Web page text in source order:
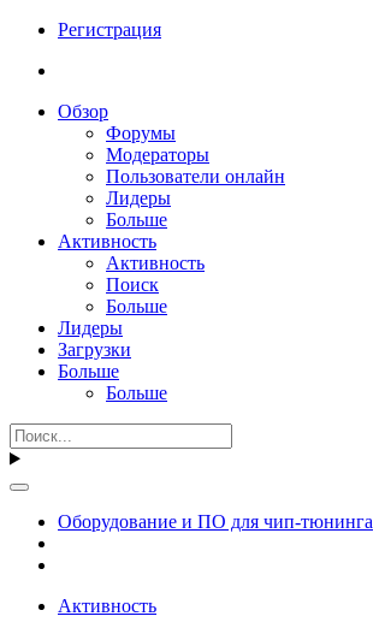
Регистрация
Обзор
Форумы
Модераторы
Пользователи онлайн
Лидеры
Больше
Активность
Активность
Поиск
Больше
Лидеры
Загрузки
Больше
Больше
Оборудование и ПО для чип-тюнинга
Активность